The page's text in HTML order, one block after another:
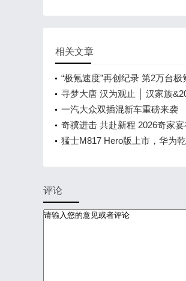
相关文章
“极氪速度”再创纪录 第2万台
寻梦大唐 汉为观止 │ 汉家族
会，敬请期待！
一汽大众双插混新车重磅来袭
奇骥进击 共赴新程 2026奇家
猛士M817 Hero版上市，华为
评论